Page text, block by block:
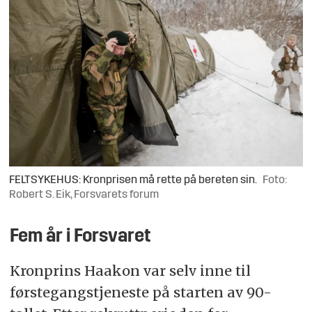
FELTSYKEHUS: Kronprisen må rette på bereten sin.
Foto:
Robert S. Eik, Forsvarets forum
Fem år i Forsvaret
Kronprins Haakon var selv inne til
førstegangstjeneste på starten av 90-